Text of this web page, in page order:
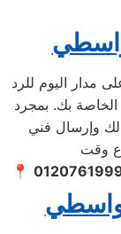
مدار اليوم للرد
بك. بمجرد
لك وإرسال فني